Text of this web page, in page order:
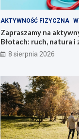
AKTYWNOŚĆ FIZYCZNA
Zapraszamy na
Błotach: ruch, natura i
8 sierpnia 2026